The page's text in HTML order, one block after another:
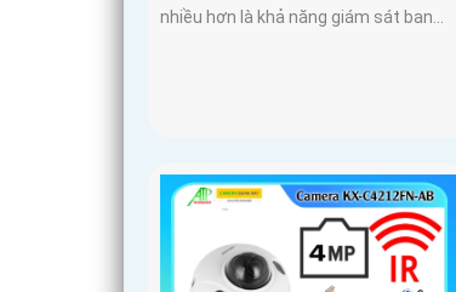
nhiều hơn là khả năng giám sát ban...